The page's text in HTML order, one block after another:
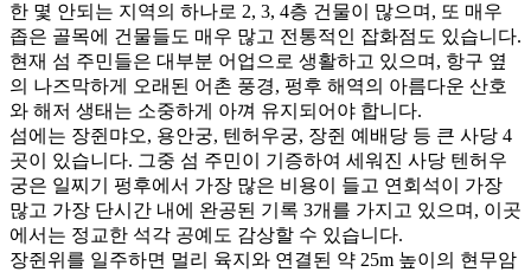
한 몇 안되는 지역의 하나로 2, 3, 4층 건물이 많으며, 또 매우
좁은 골목에 건물들도 매우 많고 전통적인 잡화점도 있습니다.
현재 섬 주민들은 대부분 어업으로 생활하고 있으며, 항구 옆
의 나즈막하게 오래된 어촌 풍경, 펑후 해역의 아름다운 산호
와 해저 생태는 소중하게 아껴 유지되어야 합니다.
섬에는 장쥔먀오, 용안궁, 텐허우궁, 장쥔 예배당 등 큰 사당 4
곳이 있습니다. 그중 섬 주민이 기증하여 세워진 사당 텐허우
궁은 일찌기 펑후에서 가장 많은 비용이 들고 연회석이 가장
많고 가장 단시간 내에 완공된 기록 3개를 가지고 있으며, 이곳
에서는 정교한 석각 공예도 감상할 수 있습니다.
장쥔위를 일주하면 멀리 육지와 연결된 약 25m 높이의 현무암